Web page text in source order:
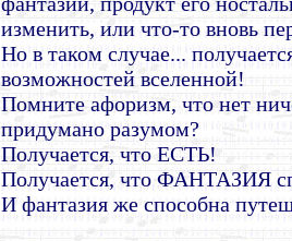
изменить, или что-то вновь
Но в таком случае...
возможностей вселенной!
Помните афоризм, что нет
придумано разумом?
Получается, что ЕСТЬ!
Получается, что ФАНТАЗИЯ
И фантазия же способна